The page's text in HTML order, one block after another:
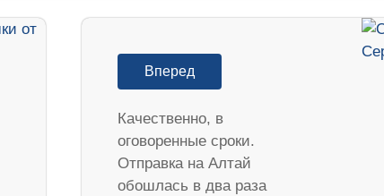
Вперед
Качественно, в
оговоренные сроки.
Отправка на Алтай
обошлась в два раза